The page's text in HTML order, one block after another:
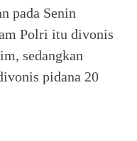
pada Senin
Polri itu divonis
sedangkan
pidana 20